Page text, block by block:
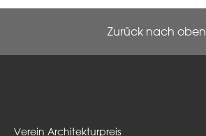
Zurück nach oben
Verein Architekturpreis